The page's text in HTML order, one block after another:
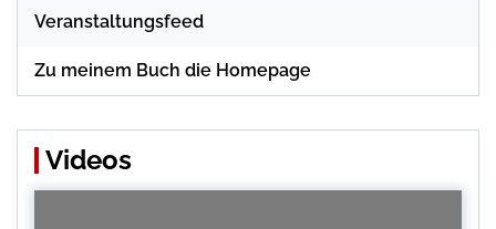
Veranstaltungsfeed
Zu meinem Buch die Homepage
Videos